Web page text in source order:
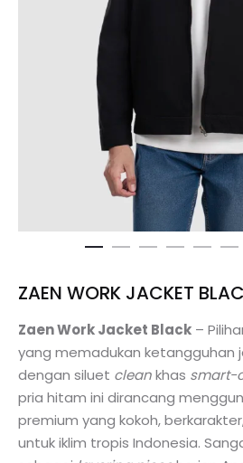
ZAEN WORK JACKET
Zaen Work Jacket Black –
yang memadukan ketangguhan
dengan siluet cleankhas smart-
pria hitam ini dirancang
premium yang kokoh,
untuk iklim tropis Indonesia.